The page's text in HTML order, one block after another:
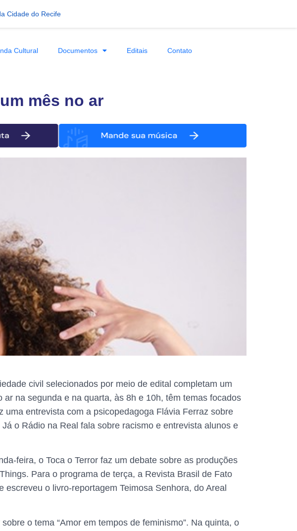
Cidade do Recife
Cultural Documentos Editais Contato
mês no ar
civil selecionados por meio de edital completam um
na segunda e na quarta, às 8h e 10h, têm temas focados
entrevista com a psicopedagoga Flávia Ferraz sobre
o Rádio na Real fala sobre racismo e entrevista alunos e
feira, o Toca o Terror faz um debate sobre as produções
Para o programa de terça, a Revista Brasil de Fato
o livro-reportagem Teimosa Senhora, do Areal
o tema “Amor em tempos de feminismo”. Na quinta, o